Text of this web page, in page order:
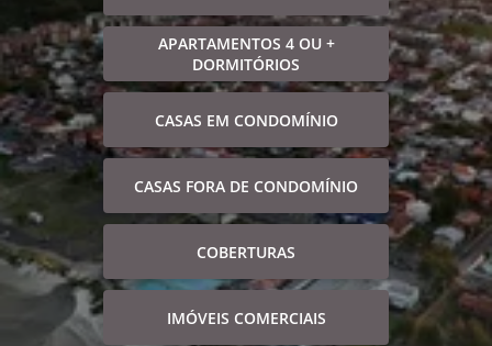
APARTAMENTOS 4 OU +
DORMITÓRIOS
CASAS EM CONDOMÍNIO
CASAS FORA DE CONDOMÍNIO
COBERTURAS
IMÓVEIS COMERCIAIS